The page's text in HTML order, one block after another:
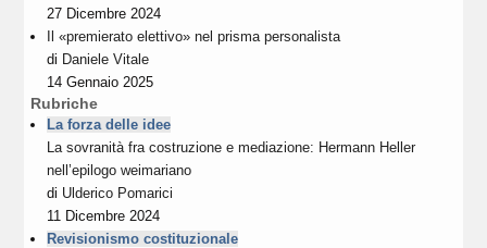
27 Dicembre 2024
Il «premierato elettivo» nel prisma personalista
di Daniele Vitale
14 Gennaio 2025
Rubriche
La forza delle idee
La sovranità fra costruzione e mediazione: Hermann Heller
nell’epilogo weimariano
di Ulderico Pomarici
11 Dicembre 2024
Revisionismo costituzionale